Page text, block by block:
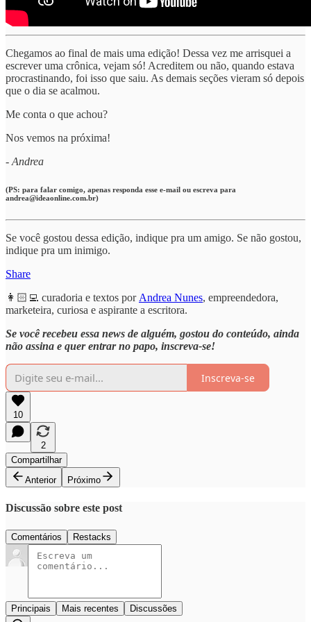
Chegamos ao final de mais uma edição! Dessa vez me arrisquei a
escrever uma crônica, vejam só! Acreditem ou não, quando estava
procrastinando, foi isso que saiu. As demais seções vieram só depois
que o dia se acalmou.
Me conta o que achou?
Nos vemos na próxima!
- Andrea
(PS: para falar comigo, apenas responda esse e-mail ou escreva para
andrea@ideaonline.com.br)
Se você gostou dessa edição, indique pra um amigo. Se não gostou,
indique pra um inimigo.
Share
👩🏻‍💻 curadoria e textos por Andrea Nunes, empreendedora,
marketeira, curiosa e aspirante a escritora.
Se você recebeu essa news de alguém, gostou do conteúdo, ainda
não assina e quer entrar no papo, inscreva-se!
Inscreva-se
10
2
Compartilhar
Anterior
Próximo
Discussão sobre este post
Comentários Restacks
Principais Mais recentes Discussões